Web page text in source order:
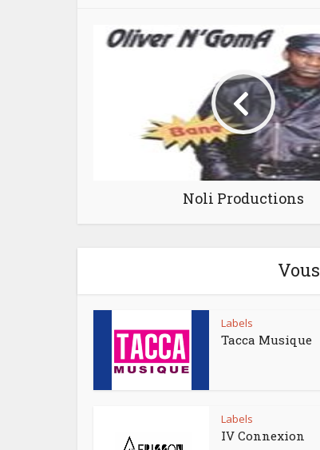
Noli Productions
Labels
Tacca Musique
Labels
IV Connexion